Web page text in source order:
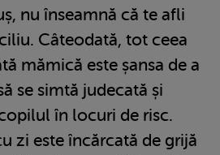
nu înseamnă că te afli
Câteodată, tot ceea
mămică este șansa de a
se simtă judecată și
în locuri de risc.
zi este încărcată de grijă